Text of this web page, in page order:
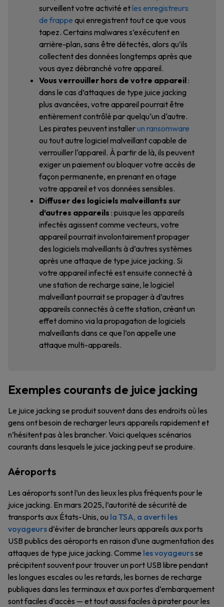
surveillent votre activité etles enregistreurs
de frappe qui enregistrent tout ce que vous
tapez. Certains malwares s’exécutent en
arrière-plan, sans être détectés, alors qu’ils
collectent des données longtemps après que
vous ayez débranché votre appareil.
Vous verrouiller hors de votre appareil:
dans le cas d’attaques de type juice jacking
plus avancées, votre appareil pourrait être
entièrement contrôlé par quelqu‘un d‘autre.
Les pirates peuvent installerun ransomware
ou tout autre logiciel malveillant capable de
verrouiller l‘appareil. À partir de là, ils peuvent
exiger un paiement ou bloquer votre accès de
façon permanente, en prenant en otage
votre appareil et vos données sensibles.
Diffuser des logiciels malveillants sur
d’autres appareils : puisque les appareils
infectés agissent comme vecteurs, votre
appareil pourrait involontairement propager
des logiciels malveillants à d’autres systèmes
après une attaque de type juice jacking. Si
votre appareil infecté est ensuite connecté à
une station de recharge saine, le logiciel
malveillant pourrait se propager à d’autres
appareils connectés à cette station, créant un
effet domino via la propagation de logiciels
malveillants dans ce que l’on appelle une
attaque multi-appareils.
Exemples courants de juice jacking
Le juice jacking se produit souvent dans des endroits où les
gens ont besoin de recharger leurs appareils rapidement et
n’hésitent pas à les brancher. Voici quelques scénarios
courants dans lesquels le juice jacking peut se produire.
Aéroports
Les aéroports sont l’un des lieux les plus fréquents pour le
juice jacking. En mars 2025, l’autorité de sécurité de
transports aux États-Unis, ou la TSA, a averti les
voyageursd’éviter de brancher leurs appareils aux ports
USB publics des aéroports en raison d’une augmentation des
attaques de type juice jacking. Comme les voyageursse
précipitent souvent pour trouver un port USB libre pendant
les longues escales ou les retards, les bornes de recharge
publiques dans les terminaux et aux portes d’embarquement
sont faciles d’accès — et tout aussi faciles à pirater pour les